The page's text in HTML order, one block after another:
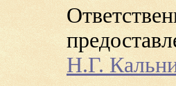
Н.Г.